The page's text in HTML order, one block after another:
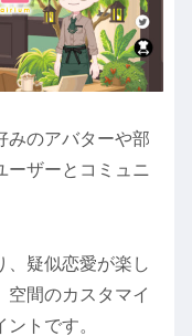
みのアバターや部
ーザーとコミュニ
、疑似恋愛が楽し
空間のカスタマイ
トです。